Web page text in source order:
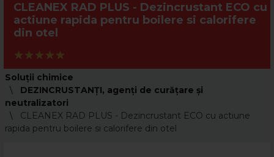
CLEANEX RAD PLUS - Dezincrustant ECO cu
actiune rapida pentru boilere si calorifere
din otel
Soluții chimice
DEZINCRUSTANŢI, agenţi de curăţare şi
neutralizatori
CLEANEX RAD PLUS - Dezincrustant ECO cu actiune
rapida pentru boilere si calorifere din otel